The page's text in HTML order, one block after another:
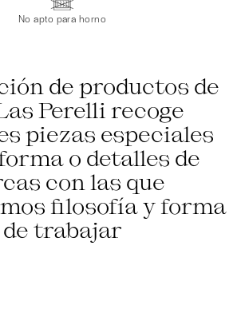
No apto para horno
de productos de
Perelli recoge
piezas especiales
o detalles de
con las que
filosofía y forma
de trabajar